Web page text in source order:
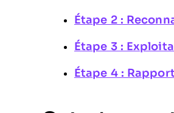
Étape 2 :
Étape 3 :
Étape 4 :